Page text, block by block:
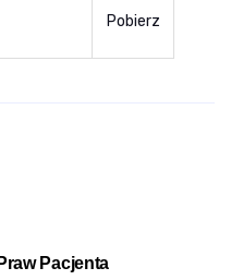
Pobierz
Pacjenta